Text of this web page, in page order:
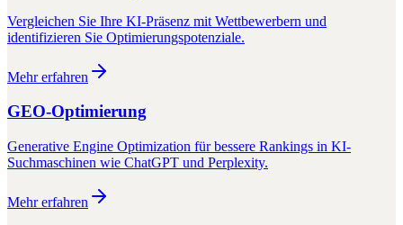
Vergleichen Sie Ihre KI-Präsenz mit Wettbewerbern und
identifizieren Sie Optimierungspotenziale.
Mehr erfahren
GEO-Optimierung
Generative Engine Optimization für bessere Rankings in KI-
Suchmaschinen wie ChatGPT und Perplexity.
Mehr erfahren